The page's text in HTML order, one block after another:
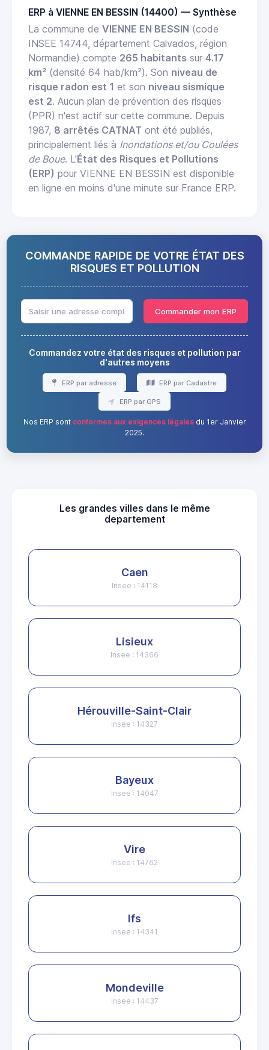
ERP à VIENNE EN BESSIN (14400) — Synthèse
La commune de VIENNE EN BESSIN (code
INSEE 14744, département Calvados, région
Normandie) compte 265 habitants sur 4.17
km² (densité 64 hab/km²). Son niveau de
risque radon est 1 et son niveau sismique
est 2. Aucun plan de prévention des risques
(PPR) n'est actif sur cette commune. Depuis
1987, 8 arrêtés CATNAT ont été publiés,
principalement liés à Inondations et/ou Coulées
de Boue. L'État des Risques et Pollutions
(ERP) pour VIENNE EN BESSIN est disponible
en ligne en moins d'une minute sur France ERP.
COMMANDE RAPIDE DE VOTRE ÉTAT DES
RISQUES ET POLLUTION
Commander mon ERP
Commandez votre état des risques et pollution par
d'autres moyens
ERP par adresse ERP par Cadastre
ERP par GPS
Nos ERP sont conformes aux exigences légalesdu 1er Janvier
2025.
Les grandes villes dans le même
departement
Caen
Insee : 14118
Lisieux
Insee : 14366
Hérouville-Saint-Clair
Insee : 14327
Bayeux
Insee : 14047
Vire
Insee : 14762
Ifs
Insee : 14341
Mondeville
Insee : 14437